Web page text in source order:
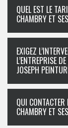
QUEL EST LE
CHAMBRY ET
EXIGEZ
L’ENTREPRISE
JOSEPH
QUI
CHAMBRY ET